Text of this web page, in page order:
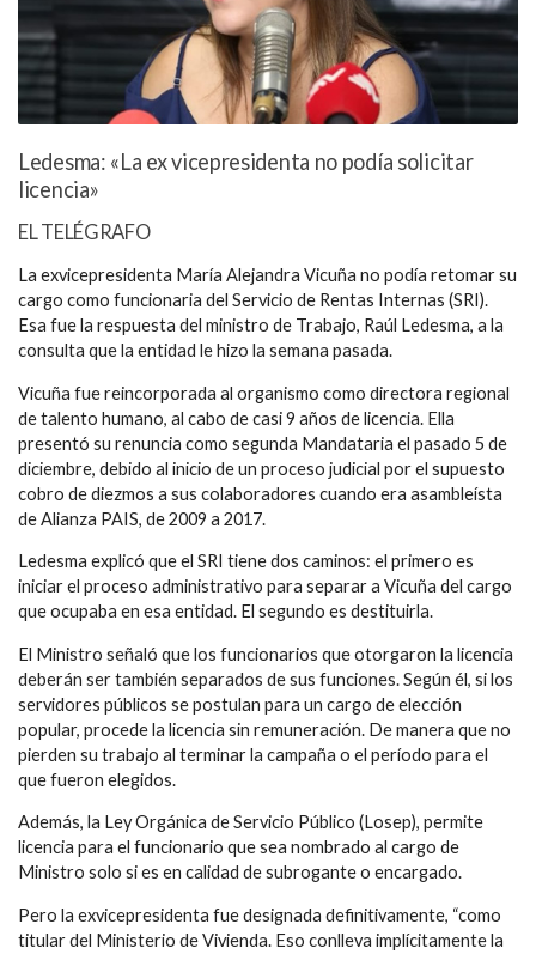
Ledesma: «La ex vicepresidenta no podía solicitar
licencia»
EL TELÉGRAFO
La exvicepresidenta María Alejandra Vicuña no podía retomar su
cargo como funcionaria del Servicio de Rentas Internas (SRI).
Esa fue la respuesta del ministro de Trabajo, Raúl Ledesma, a la
consulta que la entidad le hizo la semana pasada.
Vicuña fue reincorporada al organismo como directora regional
de talento humano, al cabo de casi 9 años de licencia. Ella
presentó su renuncia como segunda Mandataria el pasado 5 de
diciembre, debido al inicio de un proceso judicial por el supuesto
cobro de diezmos a sus colaboradores cuando era asambleísta
de Alianza PAIS, de 2009 a 2017.
Ledesma explicó que el SRI tiene dos caminos: el primero es
iniciar el proceso administrativo para separar a Vicuña del cargo
que ocupaba en esa entidad. El segundo es destituirla.
El Ministro señaló que los funcionarios que otorgaron la licencia
deberán ser también separados de sus funciones. Según él, si los
servidores públicos se postulan para un cargo de elección
popular, procede la licencia sin remuneración. De manera que no
pierden su trabajo al terminar la campaña o el período para el
que fueron elegidos.
Además, la Ley Orgánica de Servicio Público (Losep), permite
licencia para el funcionario que sea nombrado al cargo de
Ministro solo si es en calidad de subrogante o encargado.
Pero la exvicepresidenta fue designada definitivamente, “como
titular del Ministerio de Vivienda. Eso conlleva implícitamente la